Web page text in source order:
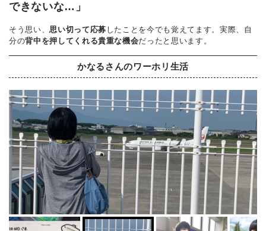
できないな…」
そう思い、思い切って応募 したことを今でも覚えてます。実際、自
分の背中を押してくれる貴重な機会だったと思います。
かなるさんのワーホリ生活